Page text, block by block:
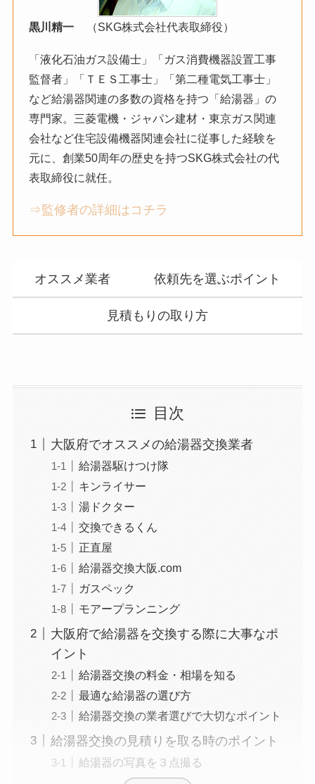
黒川精一 （SKG株式会社代表取締役）
「液化石油ガス設備士」「ガス消費機器設置工事
監督者」「ＴＥＳ工事士」「第二種電気工事士」
など給湯器関連の多数の資格を持つ「給湯器」の
専門家。三菱電機・ジャパン建材・東京ガス関連
会社など住宅設備機器関連会社に従事した経験を
元に、創業50周年の歴史を持つSKG株式会社の代
表取締役に就任。
⇒監修者の詳細はコチラ
オススメ業者 依頼先を選ぶポイント
見積もりの取り方
目次
大阪府でオススメの給湯器交換業者
給湯器駆けつけ隊
キンライサー
湯ドクター
交換できるくん
正直屋
給湯器交換大阪.com
ガスペック
モアープランニング
大阪府で給湯器を交換する際に大事なポ
イント
給湯器交換の料金・相場を知る
最適な給湯器の選び方
給湯器交換の業者選びで大切なポイント
給湯器交換の見積りを取る時のポイント
給湯器の写真を３点撮る